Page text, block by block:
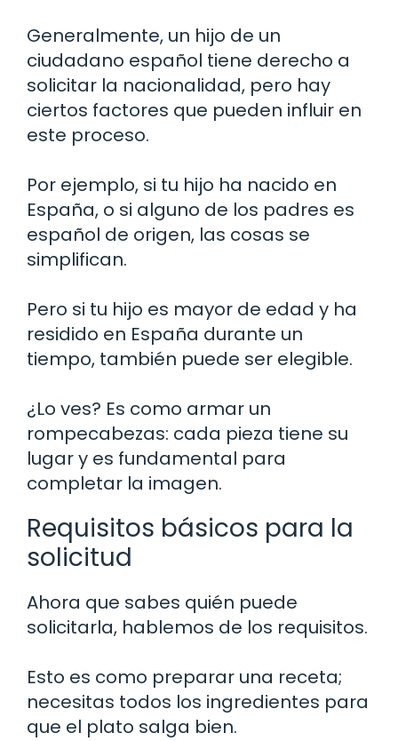
Generalmente, un hijo de un
ciudadano español tiene derecho a
solicitar la nacionalidad, pero hay
ciertos factores que pueden influir en
este proceso.
Por ejemplo, si tu hijo ha nacido en
España, o si alguno de los padres es
español de origen, las cosas se
simplifican.
Pero si tu hijo es mayor de edad y ha
residido en España durante un
tiempo, también puede ser elegible.
¿Lo ves? Es como armar un
rompecabezas: cada pieza tiene su
lugar y es fundamental para
completar la imagen.
Requisitos básicos para la
solicitud
Ahora que sabes quién puede
solicitarla, hablemos de los requisitos.
Esto es como preparar una receta;
necesitas todos los ingredientes para
que el plato salga bien.